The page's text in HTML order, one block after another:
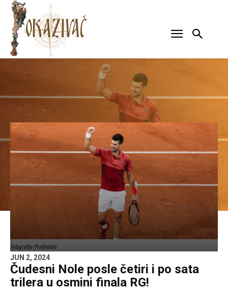
Fotografija: Profimedia
JUN 2, 2024
Čudesni Nole posle četiri i po sata
trilera u osmini finala RG!